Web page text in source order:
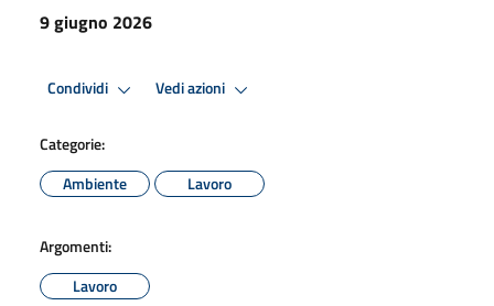
9 giugno 2026
Condividi Vedi azioni
Categorie:
Ambiente
Lavoro
Argomenti:
Lavoro